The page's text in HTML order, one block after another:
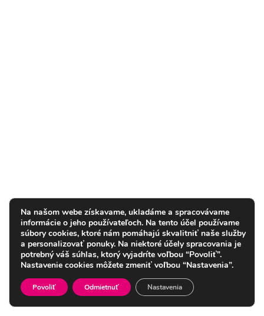
Na našom webe získavame, ukladáme a spracovávame
informácie o jeho používateľoch. Na tento účel používame
súbory cookies, ktoré nám pomáhajú skvalitniť naše služby
a personalizovať ponuky. Na niektoré účely spracovania je
potrebný váš súhlas, ktorý vyjadríte voľbou “Povoliť”.
Nastavenie cookies môžete zmeniť voľbou “Nastavenia”.
Povoliť Odmietnuť Nastavenia